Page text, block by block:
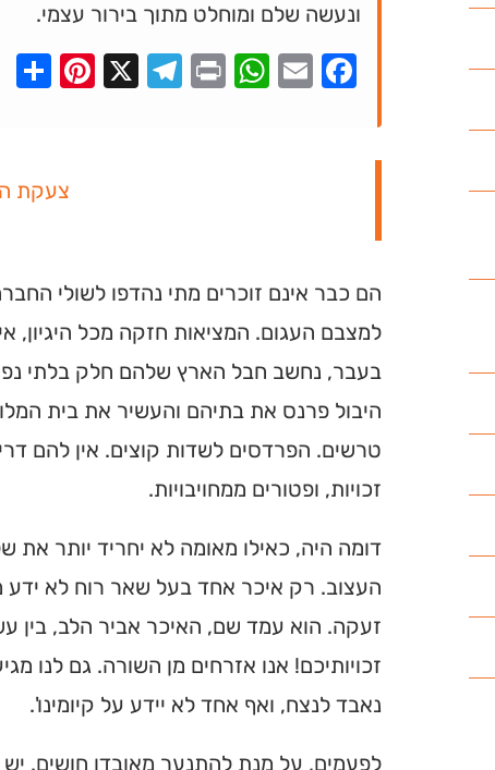
ונעשה שלם ומוחלט מתוך בירור עצמי.
Facebook
Email
WhatsApp
Print
Telegram
X
צעקת
הם כבר אינם זוכרים מתי נהדפו לשולי
למצבם העגום. המציאות חזקה מכל היגיון,
בעבר, נחשב חבל הארץ שלהם חלק בלתי
היבול פרנס את בתיהם והעשיר את בית
טרשים. הפרדסים לשדות קוצים. אין להם
זכויות, ופטורים ממחויבויות.
דומה היה, כאילו מאומה לא יחריד יותר את
העצוב. רק איכר אחד בעל שאר רוח לא ידע
זעקה. הוא עמד שם, האיכר אביר הלב, בין
זכויותיכם! אנו אזרחים מן השורה. גם לנו
נאבד לנצח, ואף אחד לא יידע על קיומינו'.
לפעמים, על מנת להתנער מאובדן חושים.